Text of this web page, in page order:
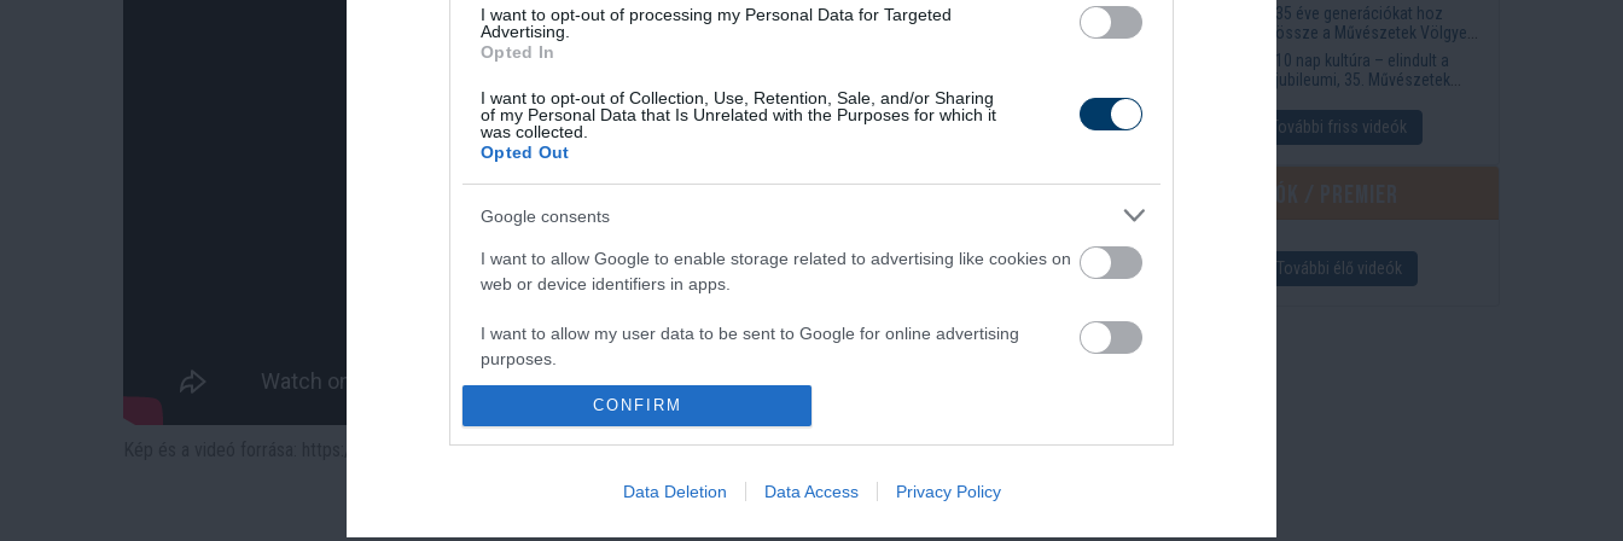
I want to opt-out of processing my Personal Data for Targeted
Advertising.
Opted In
I want to opt-out of Collection, Use, Retention, Sale, and/or Sharing
of my Personal Data that Is Unrelated with the Purposes for which it
was collected.
Opted Out
Google consents
I want to allow Google to enable storage related to advertising like cookies on
web or device identifiers in apps.
I want to allow my user data to be sent to Google for online advertising
purposes.
I want to allow Google to send me personalized advertising.
web or device identifiers in apps.
CONFIRM
Data Deletion Data Access Privacy Policy
Kép és a videó forrása: https://www.youtube.com/watch?v=nePWq7nQyn4
35 éve generációkat hoz
össze a Művészetek Völgye
– megvan a 2027-es időpont
és a bérletár
10 nap kultúra – elindult a
jubileumi, 35. Művészetek
További friss videók
További élő videók